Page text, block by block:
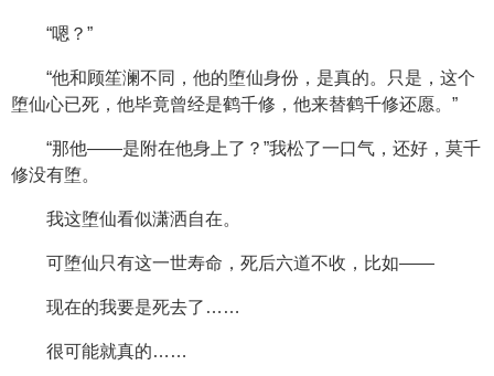
“嗯？”
“他和顾笙澜不同，他的堕仙身份，是真的。只是，这个
堕仙心已死，他毕竟曾经是鹤千修，他来替鹤千修还愿。”
“那他——是附在他身上了？”我松了一口气，还好，莫千
修没有堕。
我这堕仙看似潇洒自在。
可堕仙只有这一世寿命，死后六道不收，比如——
现在的我要是死去了……
很可能就真的……